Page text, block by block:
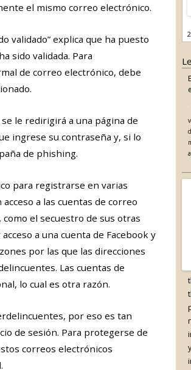
el mismo correo electrónico.
validado” explica que ha puesto
sido validada. Para
de correo electrónico, debe
le redirigirá a una página de
ingrese su contraseña y, si lo
de phishing.
para registrarse en varias
a las cuentas de correo
el secuestro de sus otras
a una cuenta de Facebook y
por las que las direcciones
Las cuentas de
lo cual es otra razón.
por eso es tan
de sesión. Para protegerse de
correos electrónicos